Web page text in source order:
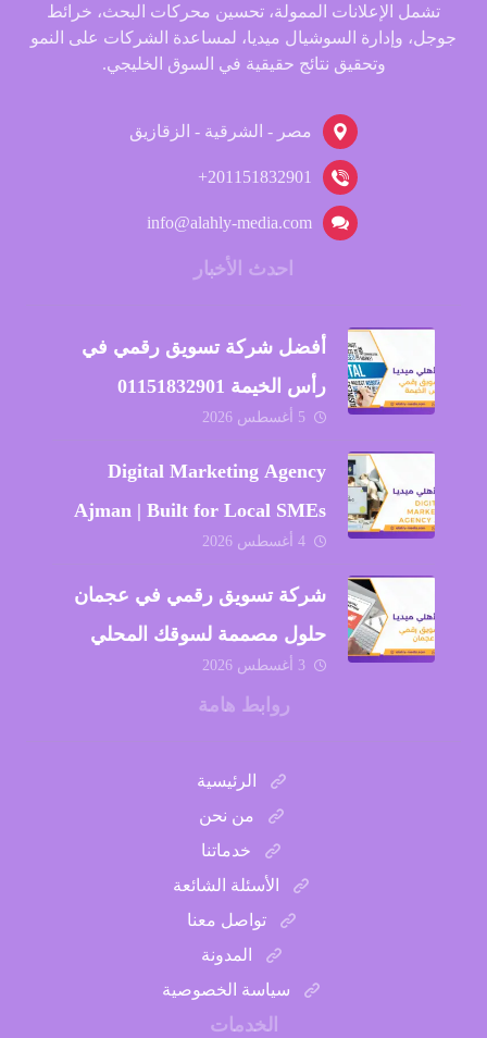
تشمل الإعلانات الممولة، تحسين محركات البحث، خرائط
جوجل، وإدارة السوشيال ميديا، لمساعدة الشركات على النمو
وتحقيق نتائج حقيقية في السوق الخليجي.
مصر - الشرقية - الزقازيق
201151832901+
info@alahly-media.com
احدث الأخبار
أفضل شركة تسويق رقمي في
رأس الخيمة 01151832901
5 أغسطس 2026
Digital Marketing Agency
Ajman | Built for Local SMEs
2026
4 أغسطس 2026
شركة تسويق رقمي في عجمان
حلول مصممة لسوقك المحلي
01151832901
3 أغسطس 2026
روابط هامة
الرئيسية
من نحن
خدماتنا
الأسئلة الشائعة
تواصل معنا
المدونة
سياسة الخصوصية
الخدمات